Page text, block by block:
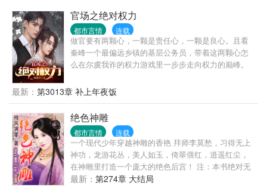
官场之绝对权力
都市言情 连载
做官要有两颗心，一颗是责任心，一颗是良心。且看
秦峰一个最偏远乡镇的基层公务员，带着这两颗心怎
么在尔虞我诈的权力游戏里一步步走向权力的巅峰。
最新： 第3013章 补上年夜饭
绝色神雕
都市言情 连载
一个现代少年穿越神雕的香艳 拜师李莫愁，习得无上
神功，龙游花丛，美人如玉，倚翠偎红，逍遥红尘，
在神雕里打造一个庞大的绝色后宫！ 注：本书绝对无
雷。防低人士的首选精品。
最新： 第274章 大结局